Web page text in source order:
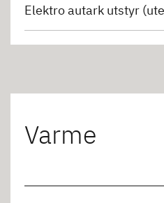
Elektro autark utstyr
Varme